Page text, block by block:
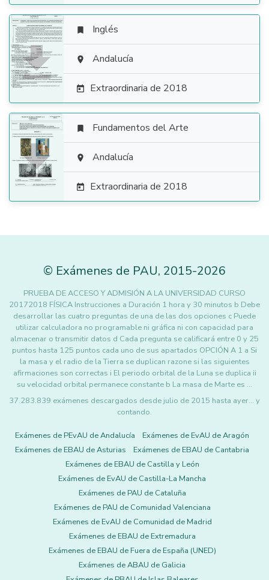

 Inglés
 Andalucía
 Extraordinaria de 2018

 Fundamentos del Arte
 Andalucía
 Extraordinaria de 2018
© Exámenes de PAU, 2015-2026
PRUEBA DE ACCESO Y ADMISIÓN A LA UNIVERSIDAD CURSO
20172018 FÍSICA Instrucciones a Duración 1 hora y 30 minutos b Debe
desarrollar las cuatro preguntas de una de las dos opciones c Puede
utilizar calculadora no programable ni gráfica ni con capacidad para
almacenar o transmitir datos d Cada pregunta se calificará entre 0 y 25
puntos hasta 125 puntos cada uno de sus apartados OPCIÓN A 1 a Si
la masa y el radio de la Tierra se duplican razone si las siguientes
afirmaciones son correctas i El periodo orbital de la Luna se duplica ii
su velocidad orbital permanece constante b La masa de Marte es …
37.283.839 exámenes descargados desde julio de 2015 hasta ayer... y
contando.
Exámenes de PEvAU de Andalucía
Exámenes de EvAU de Aragón
Exámenes de EBAU de Asturias
Exámenes de EBAU de Cantabria
Exámenes de EBAU de Castilla y León
Exámenes de EvAU de Castilla-La Mancha
Exámenes de PAU de Cataluña
Exámenes de PAU de Comunidad Valenciana
Exámenes de EvAU de Comunidad de Madrid
Exámenes de EBAU de Extremadura
Exámenes de EBAU de Fuera de España (UNED)
Exámenes de ABAU de Galicia